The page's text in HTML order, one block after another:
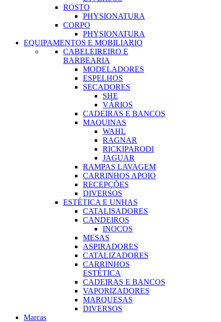
ROSTO
PHYSIONATURA
CORPO
PHYSIONATURA
EQUIPAMENTOS E MOBILIARIO
CABELEIREIRO E
BARBEARIA
MODELADORES
ESPELHOS
SECADORES
SHE
VÁRIOS
CADEIRAS E BANCOS
MAQUINAS
WAHL
RAGNAR
RICKIPARODI
JAGUAR
RAMPAS LAVAGEM
CARRINHOS APOIO
RECEPÇÕES
DIVERSOS
ESTÉTICA E UNHAS
CATALISADORES
CANDEIROS
INOCOS
MESAS
ASPIRADORES
CATALIZADORES
CARRINHOS
ESTÉTICA
CADEIRAS E BANCOS
VAPORIZADORES
MARQUESAS
DIVERSOS
Marcas